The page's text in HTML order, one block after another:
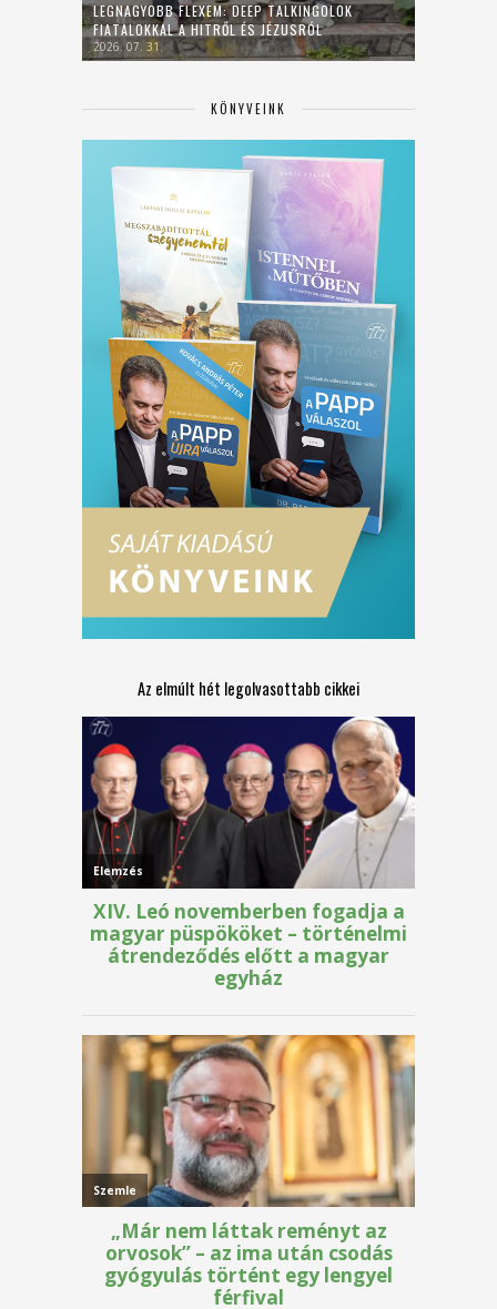
LEGNAGYOBB FLEXEM: DEEP TALKINGOLOK
FIATALOKKAL A HITRŐL ÉS JÉZUSRÓL
2026. 07. 31.
KÖNYVEINK
Az elmúlt hét legolvasottabb cikkei